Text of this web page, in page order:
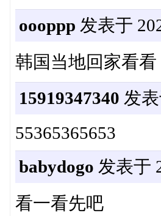
oooppp 发表于
韩国当地回家看看
15919347340 发
55365365653
babydogo 发表于
看一看先吧